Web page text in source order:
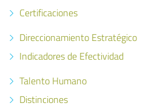
Certificaciones
Direccionamiento Estratégico
Indicadores de Efectividad
Talento Humano
Distinciones